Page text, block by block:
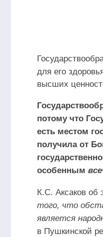
для его
высших
потому что
есть местом
получила от
особенным
К.С. Аксаков об
того, что
является
в Пушкинской